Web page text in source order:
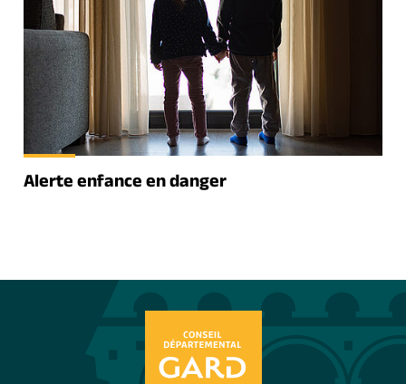
Alerte enfance en danger